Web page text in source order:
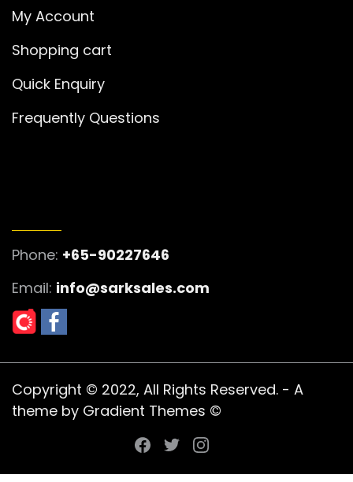
My Account
Shopping cart
Quick Enquiry
Frequently Questions
Phone: +65-90227646
Email: info@sarksales.com
Copyright © 2022, All Rights Reserved. - A
theme by Gradient Themes ©